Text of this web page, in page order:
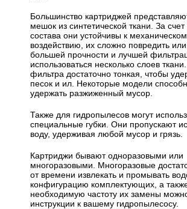
Большинство картриджей
мешок из синтетической ткани. За счет
состава они устойчивы к
воздействию, их сложно повредить
большей прочности и лучшей
использоваться несколько слоев
фильтра достаточно тонкая, чтобы
песок и ил. Некоторые модели
удержать разжиженный мусор.
Также для гидропылесов могут
специальные губки. Они пропускают
воду, удерживая любой мусор и грязь.
Картриджи бывают одноразовыми или
многоразовыми. Многоразовые
от времени извлекать и промывать
конфигурацию комплектующих, а
необходимую частоту их замены
инструкции к вашему гидропылесосу.